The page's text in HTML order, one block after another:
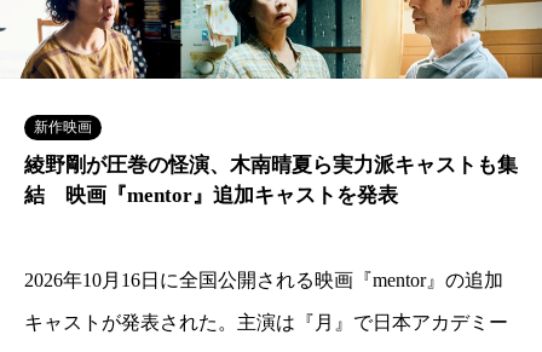
新作映画
綾野剛が圧巻の怪演、木南晴夏ら実力派キャストも集
結 映画『mentor』追加キャストを発表
2026年10月16日に全国公開される映画『mentor』の追加
キャストが発表された。主演は『月』で日本アカデミー